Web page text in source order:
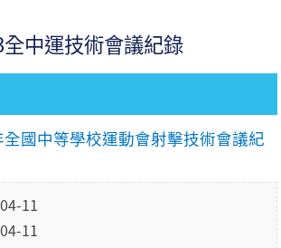
中運技術會議紀錄
國中等學校運動會射擊技術會議紀
11
11